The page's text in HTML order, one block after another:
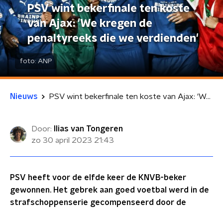
PSV wint bekerfinale ten koste
van Ajax: 'We kregen de
penaltyreeks die we verdienden'
foto: ANP
Nieuws PSV wint bekerfinale ten koste van Ajax: 'We kregen de penaltyreeks die we verdienden'
Door:
Ilias van Tongeren
zo 30 april 2023 21:43
PSV heeft voor de elfde keer de KNVB-beker
gewonnen. Het gebrek aan goed voetbal werd in de
strafschoppenserie gecompenseerd door de